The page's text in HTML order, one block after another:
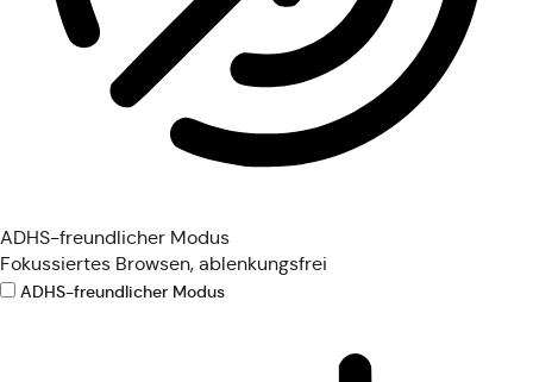
ADHS-freundlicher Modus
Fokussiertes Browsen, ablenkungsfrei
ADHS-freundlicher Modus